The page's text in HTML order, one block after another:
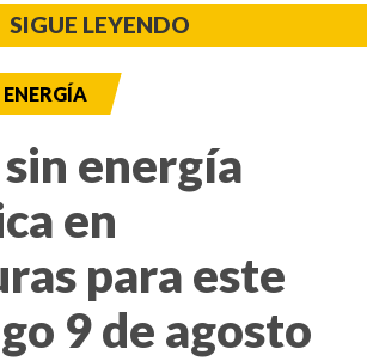
SIGUE LEYENDO
ENERGÍA
energía
en
para este
9 de agosto